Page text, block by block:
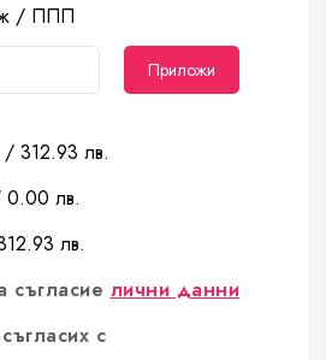
/ ППП
Приложи
312.93 лв.
лв.
лв.
съгласие лични данни
с